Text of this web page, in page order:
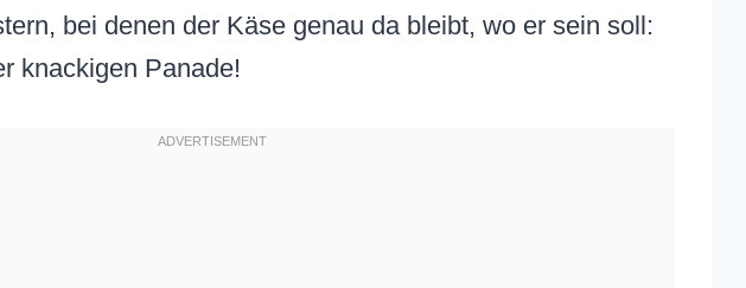
bei denen der Käse genau da bleibt, wo er sein soll:
knackigen Panade!